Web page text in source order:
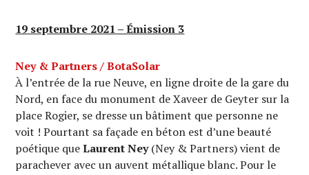
19 septembre 2021 – Émission 3
Ney & Partners / BotaSolar
À l’entrée de la rue Neuve, en ligne droite de la gare du
Nord, en face du monument de Xaveer de Geyter sur la
place Rogier, se dresse un bâtiment que personne ne
voit ! Pourtant sa façade en béton est d’une beauté
poétique queLaurent Ney(Ney & Partners) vient de
parachever avec un auvent métallique blanc. Pour le